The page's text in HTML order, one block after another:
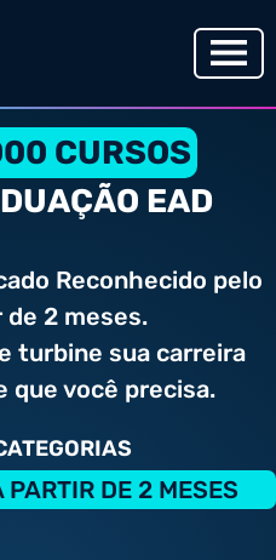
CURSOS
EAD
Reconhecido pelo
de 2 meses.
turbine sua carreira
que você precisa.
DE 2 MESES